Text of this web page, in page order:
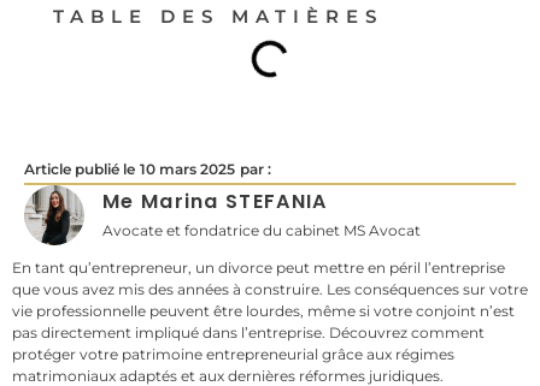
Article publié le 10 mars 2025 par :
Me Marina STEFANIA
Avocate et fondatrice du cabinet MS Avocat
En tant qu’entrepreneur, un divorce peut mettre en péril l’entreprise
que vous avez mis des années à construire. Les conséquences sur votre
vie professionnelle peuvent être lourdes, même si votre conjoint n’est
pas directement impliqué dans l’entreprise. Découvrez comment
protéger votre patrimoine entrepreneurial grâce aux régimes
matrimoniaux adaptés et aux dernières réformes juridiques.
TABLE DES MATIÈRES